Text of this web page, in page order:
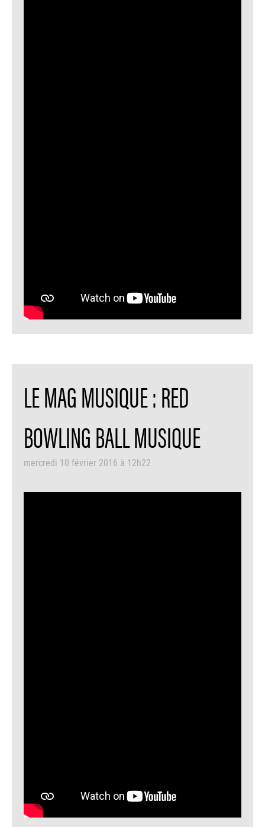
LE MAG MUSIQUE : RED
BOWLING BALL MUSIQUE
mercredi 10 février 2016 à 12h22